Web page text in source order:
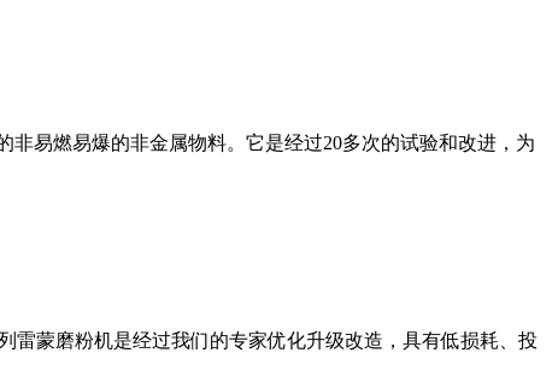
易燃易爆的非金属物料。它是经过20多次的试验和改进，为
雷蒙磨粉机是经过我们的专家优化升级改造，具有低损耗、投